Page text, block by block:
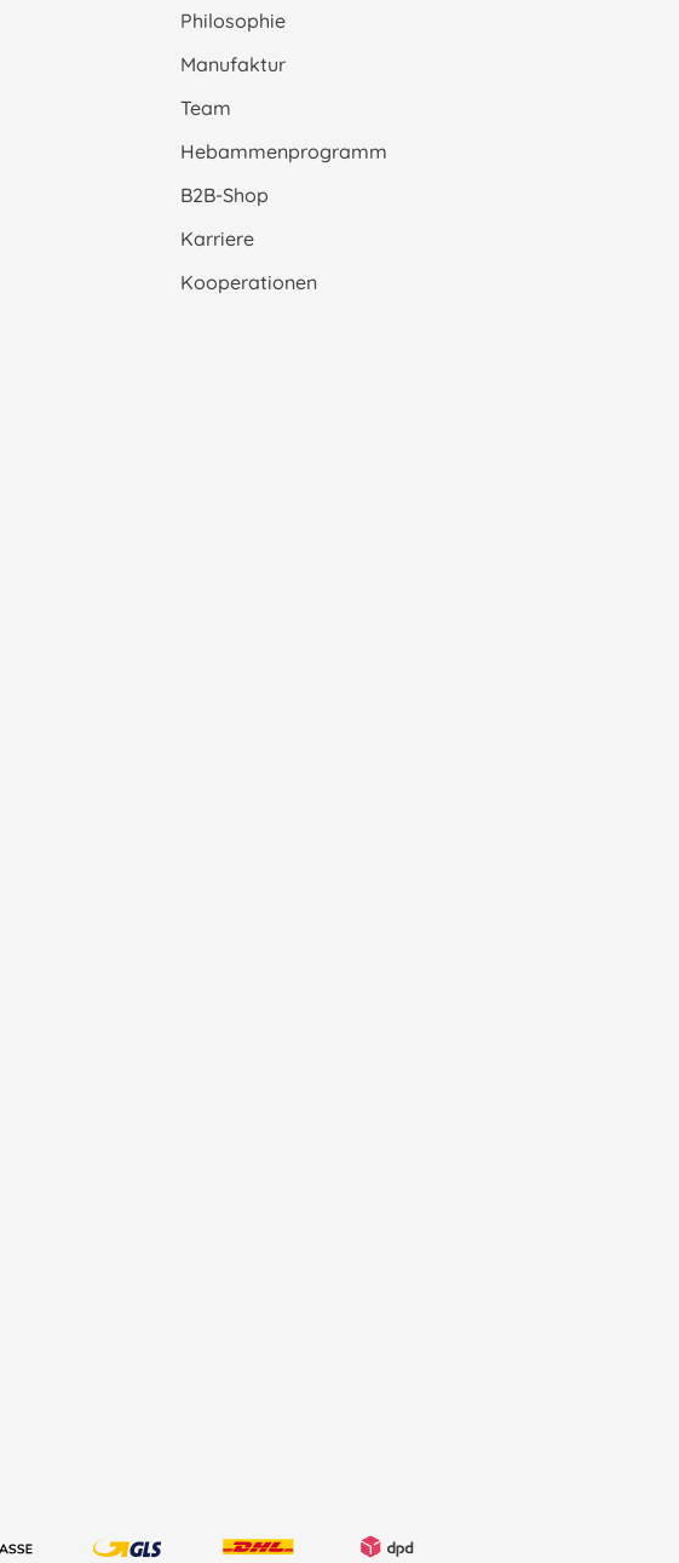
Philosophie
Manufaktur
Team
Hebammenprogramm
B2B-Shop
Karriere
Kooperationen